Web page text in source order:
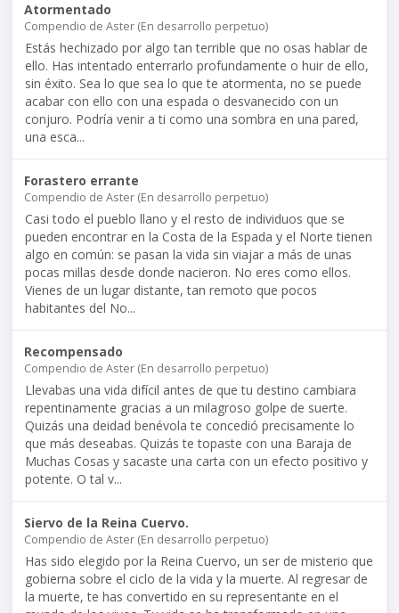
Atormentado
Compendio de Aster (En desarrollo perpetuo)
Estás hechizado por algo tan terrible que no osas hablar de
ello. Has intentado enterrarlo profundamente o huir de ello,
sin éxito. Sea lo que sea lo que te atormenta, no se puede
acabar con ello con una espada o desvanecido con un
conjuro. Podría venir a ti como una sombra en una pared,
una esca...
Forastero errante
Compendio de Aster (En desarrollo perpetuo)
Casi todo el pueblo llano y el resto de individuos que se
pueden encontrar en la Costa de la Espada y el Norte tienen
algo en común: se pasan la vida sin viajar a más de unas
pocas millas desde donde nacieron. No eres como ellos.
Vienes de un lugar distante, tan remoto que pocos
habitantes del No...
Recompensado
Compendio de Aster (En desarrollo perpetuo)
Llevabas una vida difícil antes de que tu destino cambiara
repentinamente gracias a un milagroso golpe de suerte.
Quizás una deidad benévola te concedió precisamente lo
que más deseabas. Quizás te topaste con una Baraja de
Muchas Cosas y sacaste una carta con un efecto positivo y
potente. O tal v...
Siervo de la Reina Cuervo.
Compendio de Aster (En desarrollo perpetuo)
Has sido elegido por la Reina Cuervo, un ser de misterio que
gobierna sobre el ciclo de la vida y la muerte. Al regresar de
la muerte, te has convertido en su representante en el